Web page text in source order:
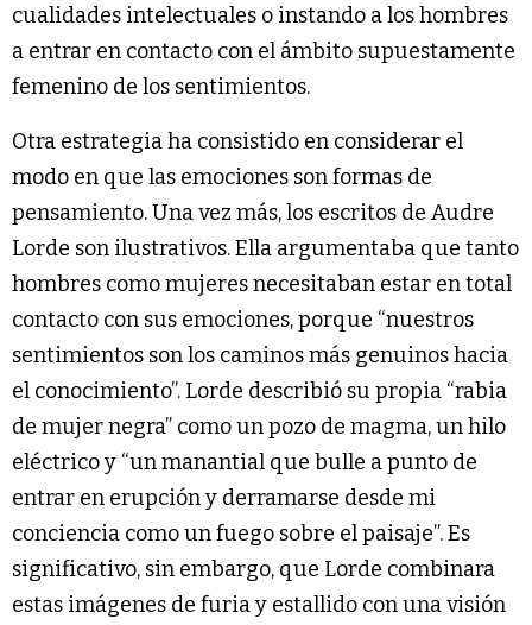
cualidades intelectuales o instando a los hombres
a entrar en contacto con el ámbito supuestamente
femenino de los sentimientos.
Otra estrategia ha consistido en considerar el
modo en que las emociones son formas de
pensamiento. Una vez más, los escritos de Audre
Lorde son ilustrativos. Ella argumentaba que tanto
hombres como mujeres necesitaban estar en total
contacto con sus emociones, porque “nuestros
sentimientos son los caminos más genuinos hacia
el conocimiento”. Lorde describió su propia “rabia
de mujer negra” como un pozo de magma, un hilo
eléctrico y “un manantial que bulle a punto de
entrar en erupción y derramarse desde mi
conciencia como un fuego sobre el paisaje”. Es
significativo, sin embargo, que Lorde combinara
estas imágenes de furia y estallido con una visión